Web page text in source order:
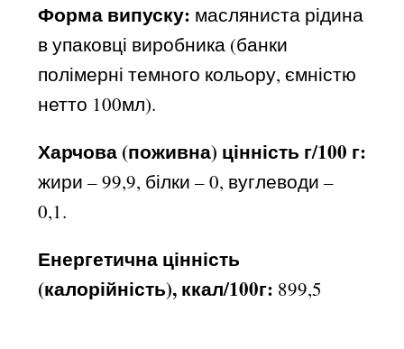
Форма випуску: масляниста рідина
в упаковці виробника (банки
полімерні темного кольору, ємністю
нетто 100мл).
Харчова (поживна) цінність г/100 г:
жири – 99,9, білки – 0, вуглеводи –
0,1.
Енергетична цінність
(калорійність), ккал/100г: 899,5